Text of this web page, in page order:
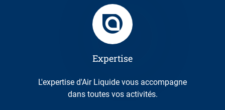
Expertise
L'expertise d'Air Liquide vous accompagne
dans toutes vos activités.